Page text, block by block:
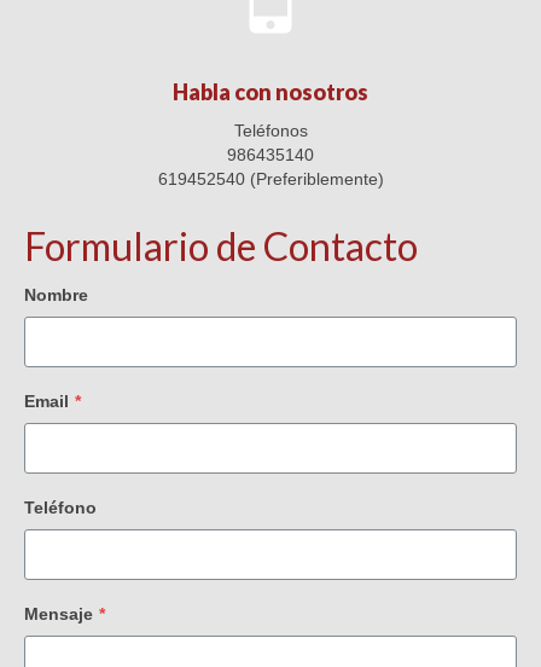
Habla con nosotros
Teléfonos
986435140
619452540 (Preferiblemente)
Formulario de Contacto
Nombre
Email *
Teléfono
Mensaje *